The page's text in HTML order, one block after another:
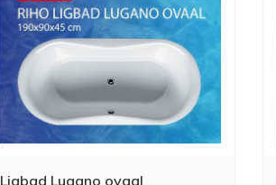
Ligbad Lugano ovaal